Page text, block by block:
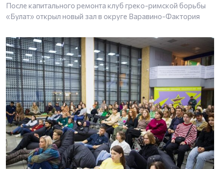
После капитального ремонта клуб греко-римской борьбы
«Булат» открыл новый зал в округе Варавино-Фактория